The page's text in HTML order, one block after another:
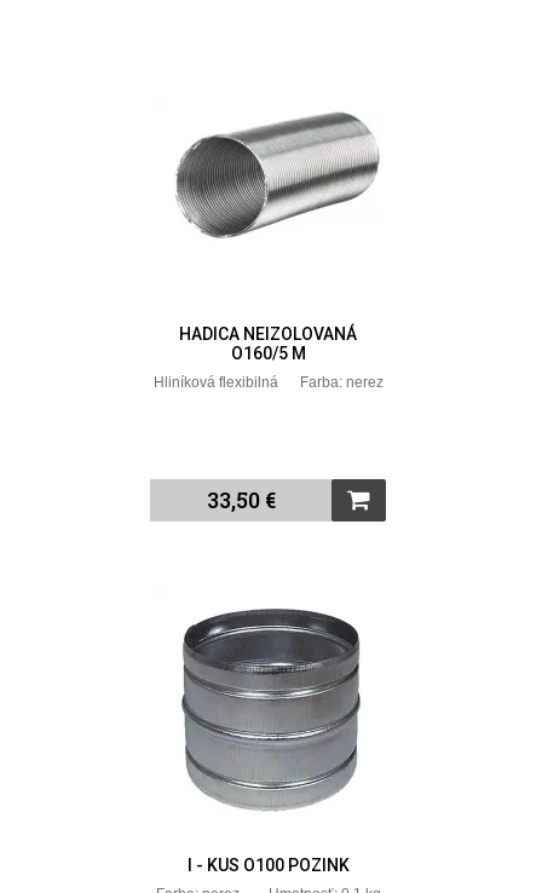
HADICA NEIZOLOVANÁ
O160/5 M
Hliníková flexibilná Farba: nerez
33,50 €
I - KUS O100 POZINK